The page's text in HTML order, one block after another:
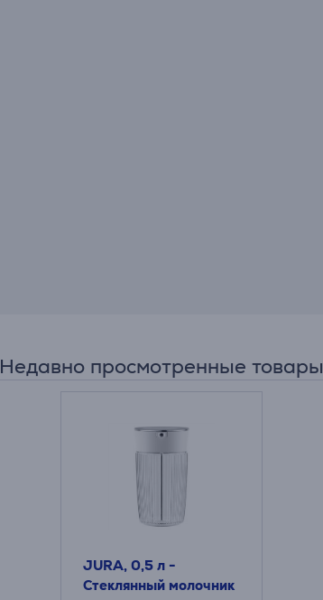
Недавно просмотренные товары
JURA, 0,5 л -
Стеклянный молочник